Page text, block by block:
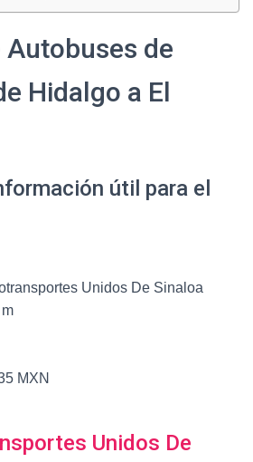
Autobuses de
Hidalgo a El
útil para el
Unidos De Sinaloa
MXN
Unidos De